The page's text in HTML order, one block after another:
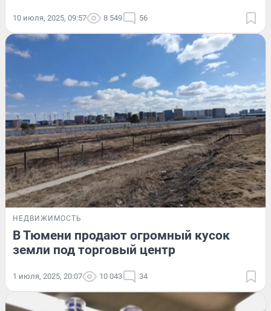
10 июля, 2025, 09:57 8 549 56
НЕДВИЖИМОСТЬ
В Тюмени продают огромный кусок
земли под торговый центр
1 июля, 2025, 20:07 10 043 34